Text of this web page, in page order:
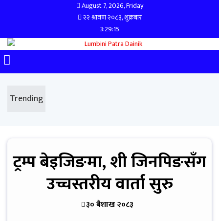
August 7, 2026, Friday
२२ श्रावण २०८३, शुक्रबार
3:29:15
Trending
ट्रम्प बेइजिङमा, शी जिनपिङसँग
उच्चस्तरीय वार्ता सुरु
३० बैशाख २०८३